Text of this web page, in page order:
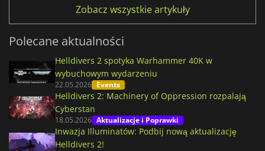
Zobacz wszystkie artykuły
Polecane aktualności
Helldivers 2 spotyka Warhammer 40K w
wybuchowym wydarzeniu
22.05.2026 Events
Helldivers 2: Machinery of Oppression rozpalają
Cyberstan
18.05.2026 Aktualizacje i Poprawki
Inwazja Illuminatów: Podbij nową aktualizację
Helldivers 2!